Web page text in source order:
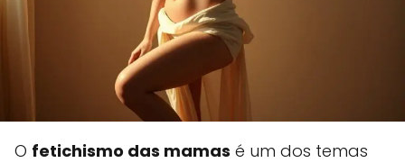
O fetichismo das mamas é um dos temas